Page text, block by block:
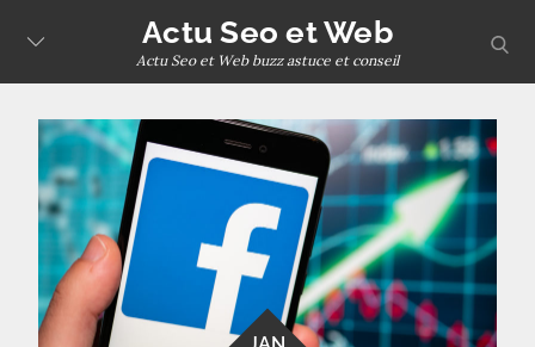
content
Actu Seo et Web
Actu Seo et Web buzz astuce et conseil